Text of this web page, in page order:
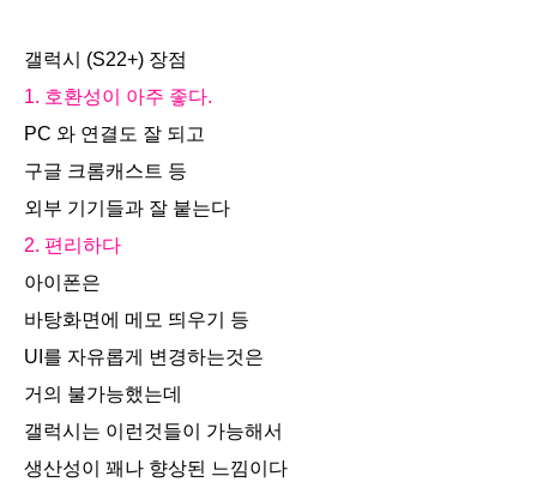
갤럭시 (S22+) 장점
1. 호환성이 아주 좋다.
PC 와 연결도 잘 되고
구글 크롬캐스트 등
외부 기기들과 잘 붙는다
2. 편리하다
아이폰은
바탕화면에 메모 띄우기 등
UI를 자유롭게 변경하는것은
거의 불가능했는데
갤럭시는 이런것들이 가능해서
생산성이 꽤나 향상된 느낌이다